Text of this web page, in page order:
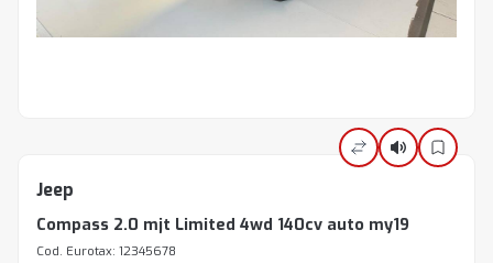
Jeep
Compass 2.0 mjt Limited 4wd 140cv auto my19
Cod. Eurotax: 12345678